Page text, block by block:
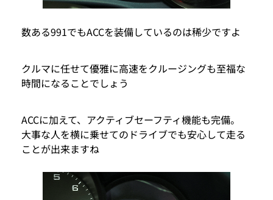
数ある991でもACCを装備しているのは稀少ですよ
クルマに任せて優雅に高速をクルージングも至福な
時間になることでしょう
ACCに加えて、アクティブセーフティ機能も完備。
大事な人を横に乗せてのドライブでも安心して走る
ことが出来ますね